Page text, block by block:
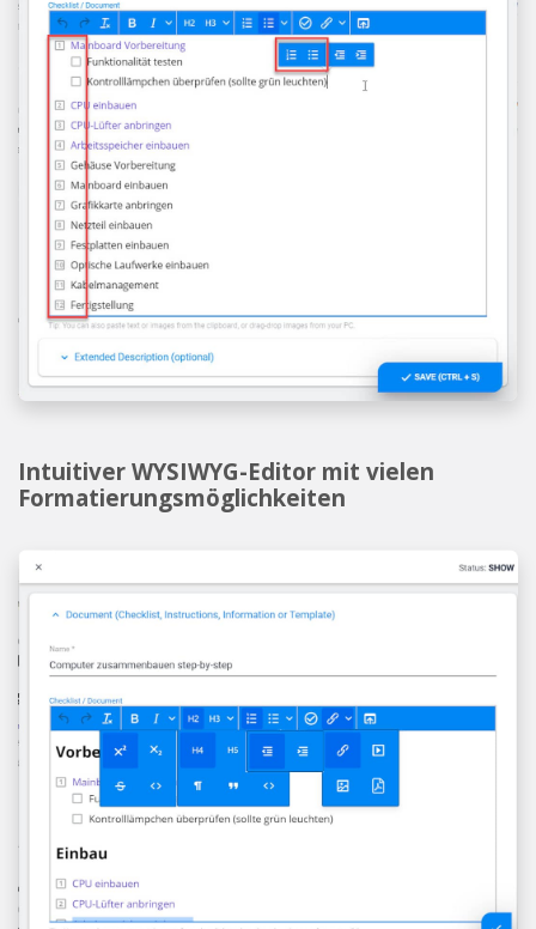
Intuitiver WYSIWYG-Editor mit vielen
Formatierungsmöglichkeiten